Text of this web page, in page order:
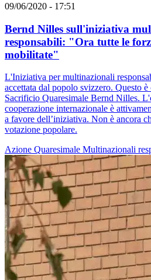
09/06/2020 - 17:51
Bernd Nilles sull'iniziativa
responsabili: "Ora tutte le
mobilitate"
L'Iniziativa per multinazionali
accettata dal popolo svizzero. Questo
Sacrificio Quaresimale Bernd Nilles.
cooperazione internazionale è
a favore dell’iniziativa. Non è ancora
votazione popolare.
Azione Quaresimale Multinazionali